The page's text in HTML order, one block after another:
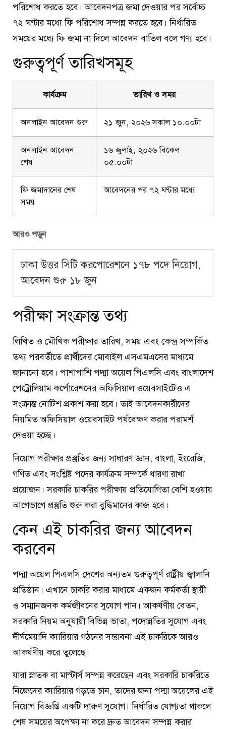
পরিশোধ করতে হবে। আবেদনপত্র জমা দেওয়ার পর সর্বোচ্চ
৭২ ঘণ্টার মধ্যে ফি পরিশোধ সম্পন্ন করতে হবে। নির্ধারিত
সময়ের মধ্যে ফি জমা না দিলে আবেদন বাতিল বলে গণ্য হবে।
গুরুত্বপূর্ণ তারিখসমূহ
কার্যক্রম তারিখ ও সময়
অনলাইন আবেদন শুরু ২১ জুন, ২০২৬ সকাল ১০.০০টা
অনলাইন আবেদন
শেষ
১৬ জুলাই, ২০২৬ বিকেল
০৫.০০টা
ফি জমাদানের শেষ
সময়
আবেদনের পর ৭২ ঘণ্টার মধ্যে
আরও পড়ুন
ঢাকা উত্তর সিটি করপোরেশনে ১৭৮ পদে নিয়োগ,
আবেদন শুরু ১৮ জুন
পরীক্ষা সংক্রান্ত তথ্য
লিখিত ও মৌখিক পরীক্ষার তারিখ, সময় এবং কেন্দ্র সম্পর্কিত
তথ্য পরবর্তীতে প্রার্থীদের মোবাইল এসএমএসের মাধ্যমে
জানানো হবে। পাশাপাশি পদ্মা অয়েল পিএলসি এবং বাংলাদেশ
পেট্রোলিয়াম কর্পোরেশনের অফিসিয়াল ওয়েবসাইটেও এ
সংক্রান্ত নোটিশ প্রকাশ করা হবে। তাই আবেদনকারীদের
নিয়মিত অফিসিয়াল ওয়েবসাইট পর্যবেক্ষণ করার পরামর্শ
দেওয়া হচ্ছে।
নিয়োগ পরীক্ষার প্রস্তুতির জন্য সাধারণ জ্ঞান, বাংলা, ইংরেজি,
গণিত এবং সংশ্লিষ্ট পদের কার্যক্রম সম্পর্কে ধারণা রাখা
প্রয়োজন। সরকারি চাকরির পরীক্ষায় প্রতিযোগিতা বেশি হওয়ায়
আগেভাগে প্রস্তুতি শুরু করা বুদ্ধিমানের কাজ হবে।
কেন এই চাকরির জন্য আবেদন
করবেন
পদ্মা অয়েল পিএলসি দেশের অন্যতম গুরুত্বপূর্ণ রাষ্ট্রীয় জ্বালানি
প্রতিষ্ঠান। এখানে চাকরি করার মাধ্যমে একজন কর্মকর্তা স্থায়ী
ও সম্মানজনক কর্মজীবনের সুযোগ পান। আকর্ষণীয় বেতন,
সরকারি নিয়ম অনুযায়ী বিভিন্ন ভাতা, পদোন্নতির সুযোগ এবং
দীর্ঘমেয়াদি ক্যারিয়ার গঠনের সম্ভাবনা এই চাকরিকে আরও
আকর্ষণীয় করে তুলেছে।
যারা স্নাতক বা মাস্টার্স সম্পন্ন করেছেন এবং সরকারি চাকরিতে
নিজেদের ক্যারিয়ার গড়তে চান, তাদের জন্য পদ্মা অয়েলের এই
নিয়োগ বিজ্ঞপ্তি একটি দারুণ সুযোগ। নির্ধারিত যোগ্যতা থাকলে
শেষ সময়ের অপেক্ষা না করে দ্রুত আবেদন সম্পন্ন করার